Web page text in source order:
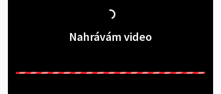
Nahrávám video